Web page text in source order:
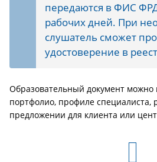
передаются в ФИС
рабочих дней. При
слушатель сможет
удостоверение в
Образовательный документ можно
портфолио, профиле специалиста,
предложении для клиента или